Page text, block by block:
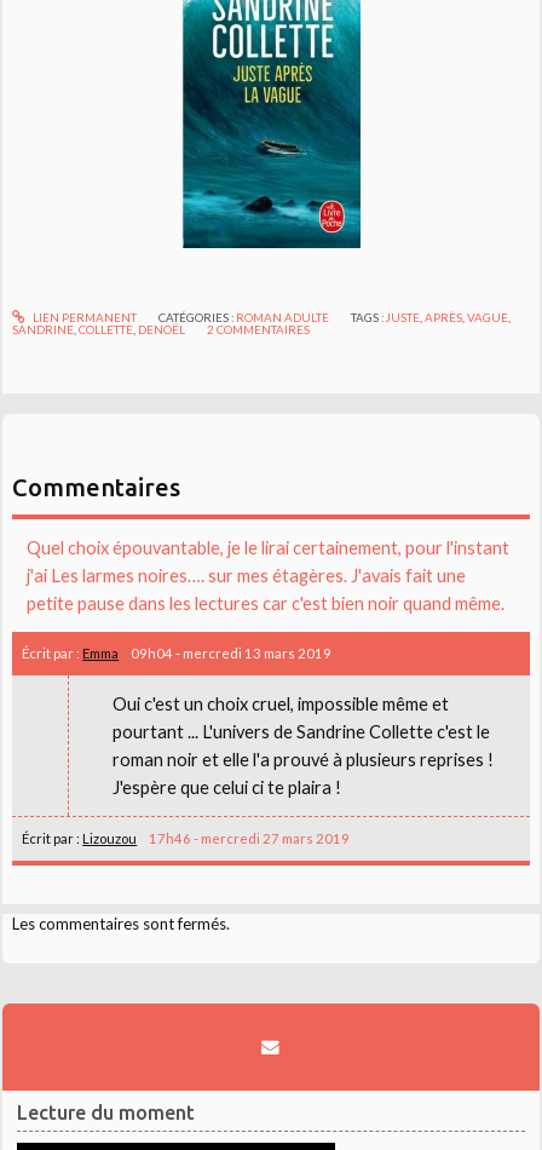
LIEN PERMANENT CATÉGORIES : ROMAN ADULTE TAGS : JUSTE ,APRÈS ,VAGUE
SANDRINE ,COLLETTE DENOËL 2 COMMENTAIRES
Commentaires
Quel choix épouvantable, je le lirai certainement, pour l'instant
j'ai Les larmes noires…. sur mes étagères. J'avais fait une
petite pause dans les lectures car c'est bien noir quand même.
Écrit par :Emma 09h04 - mercredi 13 mars 2019
Oui c'est un choix cruel, impossible même et
pourtant ... L'univers de Sandrine Collette c'est le
roman noir et elle l'a prouvé à plusieurs reprises !
J'espère que celui ci te plaira !
Écrit par :Lizouzou 17h46 - mercredi 27 mars 2019
Les commentaires sont fermés.
Lecture du moment